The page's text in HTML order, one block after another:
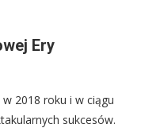
Ery
2018 roku i w ciągu
sukcesów.